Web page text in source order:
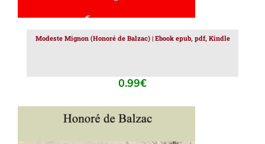
Modeste Mignon (Honoré de Balzac) | Ebook epub, pdf, Kindle
0.99€